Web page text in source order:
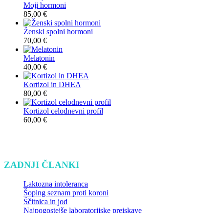
Moji hormoni
85,00 €
Ženski spolni hormoni
70,00 €
Melatonin
40,00 €
Kortizol in DHEA
80,00 €
Kortizol celodnevni profil
60,00 €
ZADNJI ČLANKI
Laktozna intoleranca
Šoping seznam proti koroni
Ščitnica in jod
Najpogostejše laboratorijske preiskave